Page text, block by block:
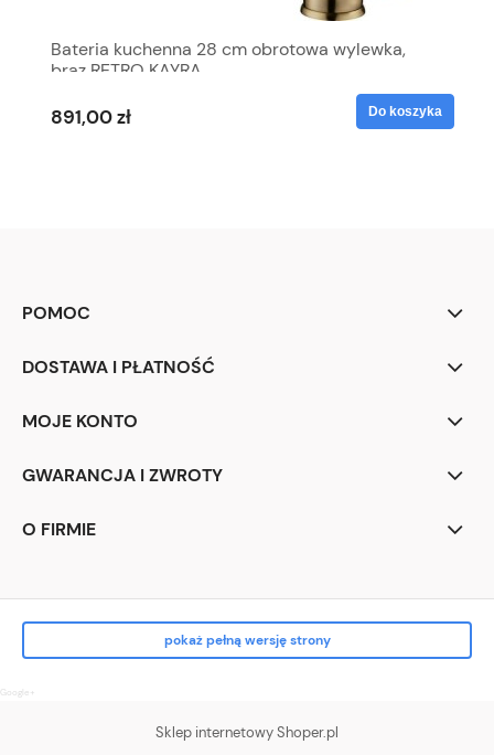
Bateria kuchenna 28 cm obrotowa wylewka,
brąz RETRO KAYRA
891,00 zł Do koszyka
POMOC
DOSTAWA I PŁATNOŚĆ
MOJE KONTO
GWARANCJA I ZWROTY
O FIRMIE
pokaż pełną wersję strony
Google+
Sklep internetowy Shoper.pl